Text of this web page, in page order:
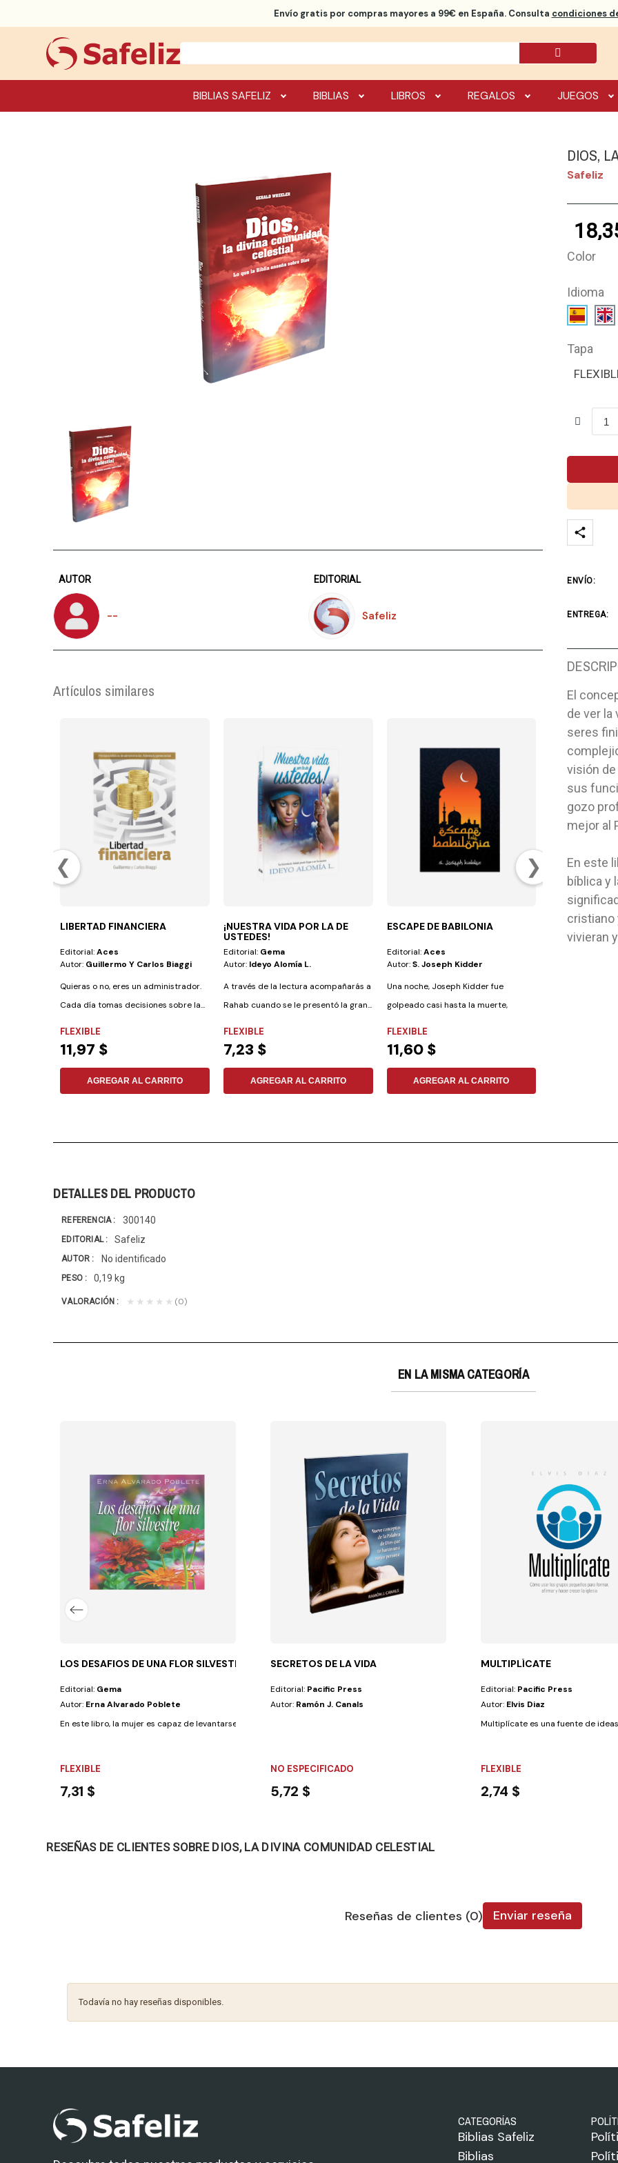
Envío gratispor compras mayores a 99€ en España. Consulta condiciones
BIBLIAS SAFELIZ BIBLIAS LIBROS REGALOS JUEGOS
AUTOR
--
EDITORIAL
Safeliz
Artículos similares
❮ ❯
LIBERTAD FINANCIERA
Editorial:Aces
Autor: Guillermo Y Carlos Biaggi
Quieras o no, eres un administrador.
Cada día tomas decisiones sobre la...
FLEXIBLE
11,97 $
AGREGAR AL CARRITO
¡NUESTRA VIDA POR LA DE
USTEDES!
Editorial: Gema
Autor: Ideyo Alomía L.
A través de la lectura acompañarás a
Rahab cuando se le presentó la gran...
FLEXIBLE
7,23 $
AGREGAR AL CARRITO
ESCAPE DE BABILONIA
Editorial:Aces
Autor:S. Joseph Kidder
Una noche, Joseph Kidder fue
golpeado casi hasta la muerte,
FLEXIBLE
11,60 $
AGREGAR AL CARRITO
ATRACCION
PECADOS
DIOS,
Safeliz
Color
Idioma
Tapa
ENVÍO:
ENTREGA:
El
de ver la
seres
visión
sus
gozo
mejor al
En este
bíblica y
cristiano
vivieran
DETALLES DEL PRODUCTO
REFERENCIA 300140
EDITORIAL Safeliz
AUTOR No identificado
PESO 0,19 kg
VALORACIÓN ★★★★★ (0)
EN LA MISMA CATEGORÍA
obra de arte que relaciona con las...
LOS DESAFIOS DE UNA FLOR SILVESTRE
Editorial: Gema
Autor: Erna Alvarado Poblete
En este libro, la mujer es capaz de levantarse ante la adversidad para...
FLEXIBLE
7,31 $
SECRETOS DE LA VIDA
Editorial: Pacific Press
Autor: Ramón J. Canals
NO ESPECIFICADO
5,72 $
MULTIPLÍCATE
Editorial: Pacific Press
Autor: Elvis Diaz
Multiplícate es una fuente de
FLEXIBLE
2,74 $
RESEÑAS DE CLIENTES SOBRE DIOS, LA DIVINA COMUNIDAD CELESTIAL
Reseñas de clientes (0) Enviar reseña
Todavía no hay reseñas disponibles.
CATEGORÍAS
Biblias Safeliz
Biblias